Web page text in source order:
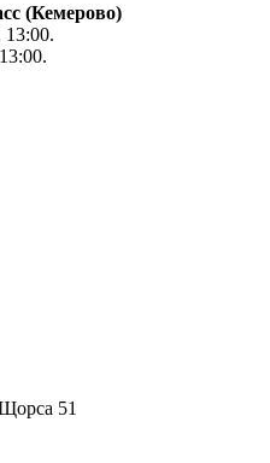
(Кемерово)
13:00.
51